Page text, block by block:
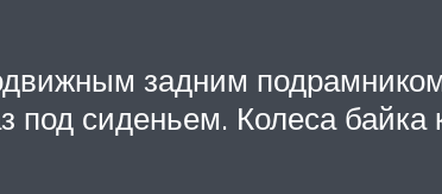
задним
под сиденьем. Колеса